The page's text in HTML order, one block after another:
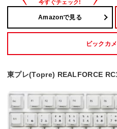
Amazonで見る
ビックカ
東プレ(Topre) REALFORCE